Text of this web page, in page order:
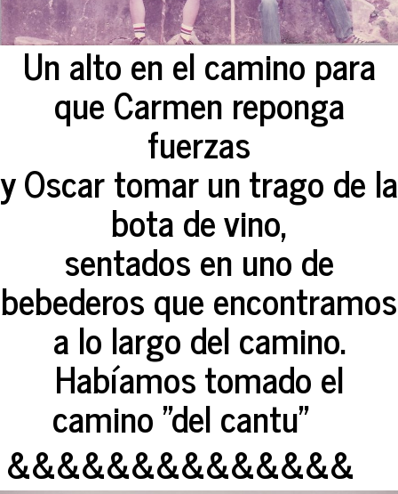
Un alto en el camino para
que Carmen reponga
fuerzas
y Oscar tomar un trago de la
bota de vino,
sentados en uno de
bebederos que encontramos
a lo largo del camino.
Habíamos tomado el
camino "del cantu"
&&&&&&&&&&&&&&